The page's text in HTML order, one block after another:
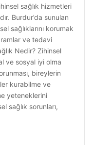
sağlık hizmetleri
Burdur’da sunulan
sağlıklarını korumak
ve tedavi
Nedir? Zihinsel
ve sosyal iyi olma
bireylerin
kurabilme ve
yeteneklerini
sağlık sorunları,